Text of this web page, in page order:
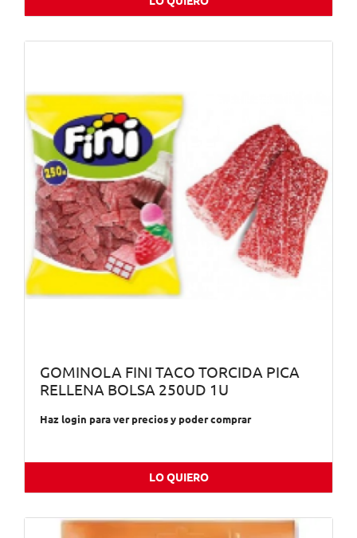
GOMINOLA FINI TACO TORCIDA PICA
RELLENA BOLSA 250UD 1U
Haz login para ver precios y poder comprar
LO QUIERO